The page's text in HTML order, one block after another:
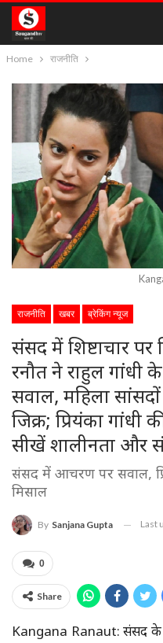
Home राजनीति
राजनीति खबर ब्रेकिंग न्यूज
संसद में शिष्टाचार
रनौत ने राहुल गांधी
सवाल, महिला
जिक्र; प्रियंका
सीखें शालीनता और
संसद में आचरण पर सवाल,
मिसाल
By Sanjana Gupta Last
0
Share
Kangana Ranaut: संसद के